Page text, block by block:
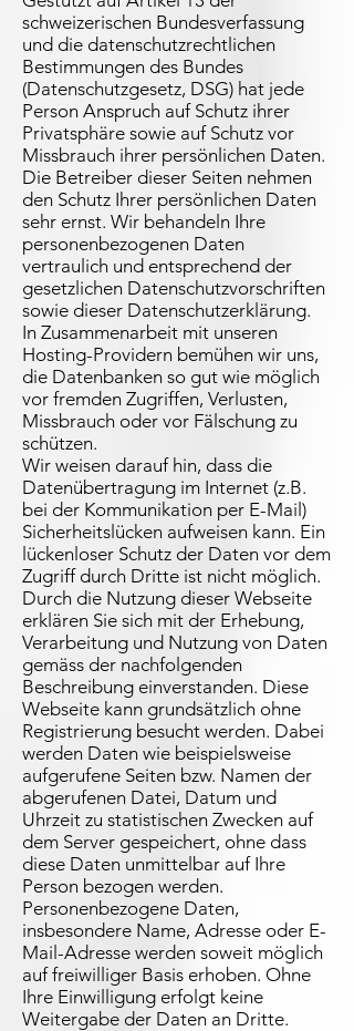
schweizerischen Bundesverfassung
und die datenschutzrechtlichen
Bestimmungen des Bundes
(Datenschutzgesetz, DSG) hat jede
Person Anspruch auf Schutz ihrer
Privatsphäre sowie auf Schutz vor
Missbrauch ihrer persönlichen Daten.
Die Betreiber dieser Seiten nehmen
den Schutz Ihrer persönlichen Daten
sehr ernst. Wir behandeln Ihre
personenbezogenen Daten
vertraulich und entsprechend der
gesetzlichen Datenschutzvorschriften
sowie dieser Datenschutzerklärung.
In Zusammenarbeit mit unseren
Hosting-Providern bemühen wir uns,
die Datenbanken so gut wie möglich
vor fremden Zugriffen, Verlusten,
Missbrauch oder vor Fälschung zu
schützen.
Wir weisen darauf hin, dass die
Datenübertragung im Internet (z.B.
bei der Kommunikation per E-Mail)
Sicherheitslücken aufweisen kann. Ein
lückenloser Schutz der Daten vor dem
Zugriff durch Dritte ist nicht möglich.
Durch die Nutzung dieser Webseite
erklären Sie sich mit der Erhebung,
Verarbeitung und Nutzung von Daten
gemäss der nachfolgenden
Beschreibung einverstanden. Diese
Webseite kann grundsätzlich ohne
Registrierung besucht werden. Dabei
werden Daten wie beispielsweise
aufgerufene Seiten bzw. Namen der
abgerufenen Datei, Datum und
Uhrzeit zu statistischen Zwecken auf
dem Server gespeichert, ohne dass
diese Daten unmittelbar auf Ihre
Person bezogen werden.
Personenbezogene Daten,
insbesondere Name, Adresse oder E-
Mail-Adresse werden soweit möglich
auf freiwilliger Basis erhoben. Ohne
Ihre Einwilligung erfolgt keine
Weitergabe der Daten an Dritte.